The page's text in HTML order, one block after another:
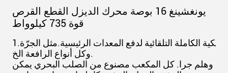
يونغشينغ 16 بوصة محرك الديزل القطع القرص
قوة 735 كيلوواط
الكاملة التلقائية لدفع المعدات الرئيسية.مثل الجرّة
وكل أنواع الرافعة الخ.
وهلم جرا. كل المكعب مصنوع من الصلب البحري يمكن